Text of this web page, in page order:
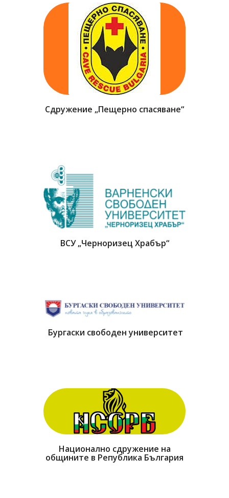
Сдружение „Пещерно спасяване“
ВСУ „Черноризец Храбър“
Бургаски свободен университет
Национално сдружение на
общините в Република България